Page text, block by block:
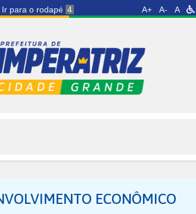
Ir para o rodapé 4 A+ A- A
ECONÔMICO